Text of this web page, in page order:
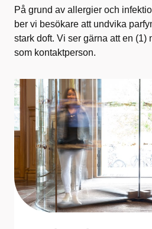
På grund av allergier och
ber vi besökare att undvika
stark doft. Vi ser gärna att en (1)
som kontaktperson.